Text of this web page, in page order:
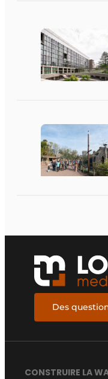
Des
CONSTRUIRE LA